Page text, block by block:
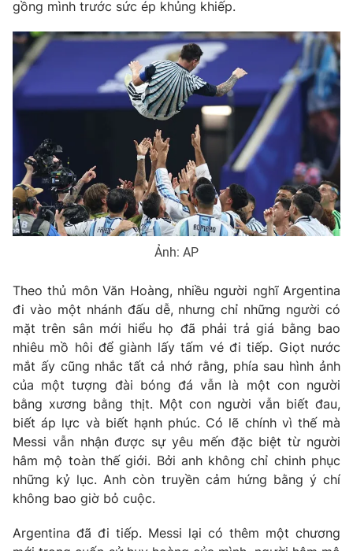
gồng mình trước sức ép khủng khiếp.
Ảnh: AP
Theo thủ môn Văn Hoàng, nhiều người nghĩ Argentina
đi vào một nhánh đấu dễ, nhưng chỉ những người có
mặt trên sân mới hiểu họ đã phải trả giá bằng bao
nhiêu mồ hôi để giành lấy tấm vé đi tiếp. Giọt nước
mắt ấy cũng nhắc tất cả nhớ rằng, phía sau hình ảnh
của một tượng đài bóng đá vẫn là một con người
bằng xương bằng thịt. Một con người vẫn biết đau,
biết áp lực và biết hạnh phúc. Có lẽ chính vì thế mà
Messi vẫn nhận được sự yêu mến đặc biệt từ người
hâm mộ toàn thế giới. Bởi anh không chỉ chinh phục
những kỷ lục. Anh còn truyền cảm hứng bằng ý chí
không bao giờ bỏ cuộc.
Argentina đã đi tiếp. Messi lại có thêm một chương